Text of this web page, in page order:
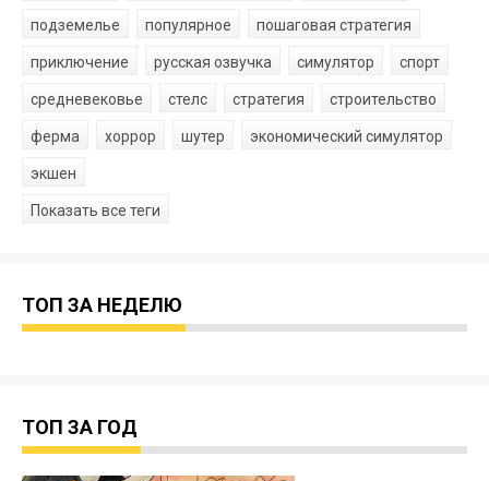
подземелье популярное пошаговая стратегия
приключение русская озвучка симулятор спорт
средневековье стелс стратегия строительство
ферма хоррор шутер экономический симулятор
экшен
Показать все теги
ТОП ЗА НЕДЕЛЮ
ТОП ЗА ГОД